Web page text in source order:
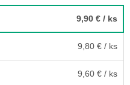
9,90 € / ks
9,80 € / ks
9,60 € / ks